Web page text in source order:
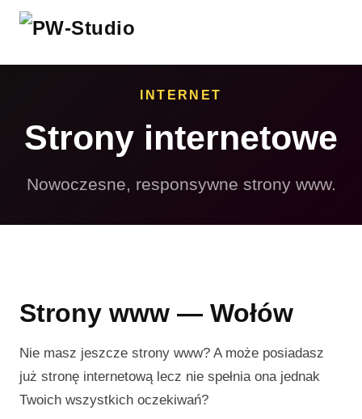
INTERNET
Strony internetowe
Nowoczesne, responsywne strony www.
Strony www — Wołów
Nie masz jeszcze strony www? A może posiadasz
już stronę internetową lecz nie spełnia ona jednak
Twoich wszystkich oczekiwań?